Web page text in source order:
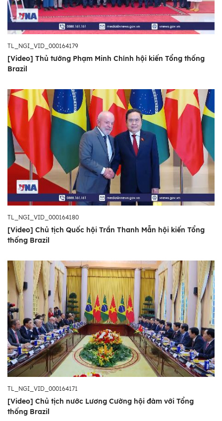
TL_NGI_VID_000164179
[Video] Thủ tướng Phạm Minh Chính hội kiến Tổng thống
Brazil
TL_NGI_VID_000164180
[Video] Chủ tịch Quốc hội Trần Thanh Mẫn hội kiến Tổng
thống Brazil
TL_NGI_VID_000164171
[Video] Chủ tịch nước Lương Cường hội đàm với Tổng
thống Brazil